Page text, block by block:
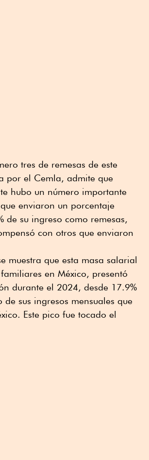
tres de remesas de este
por el Cemla, admite que
hubo un número importante
enviaron un porcentaje
de su ingreso como remesas,
con otros que enviaron
muestra que esta masa salarial
en México, presentó
durante el 2024, desde 17.9%
de sus ingresos mensuales que
Este pico fue tocado el